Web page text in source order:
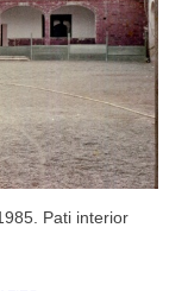
Pati interior